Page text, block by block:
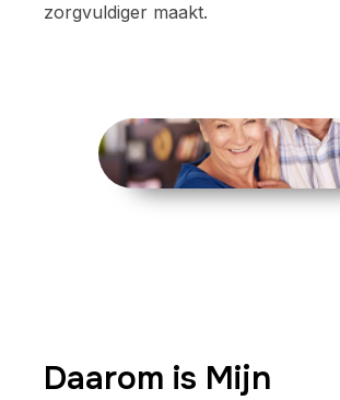
zorgvuldiger maakt.
Daarom is Mijn